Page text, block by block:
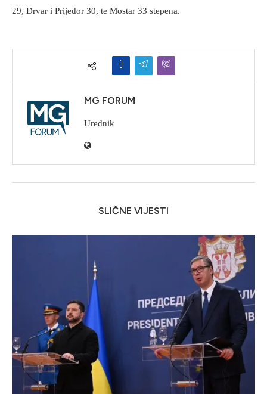
29, Drvar i Prijedor 30, te Mostar 33 stepena.
MG FORUM
Urednik
SLIČNE VIJESTI